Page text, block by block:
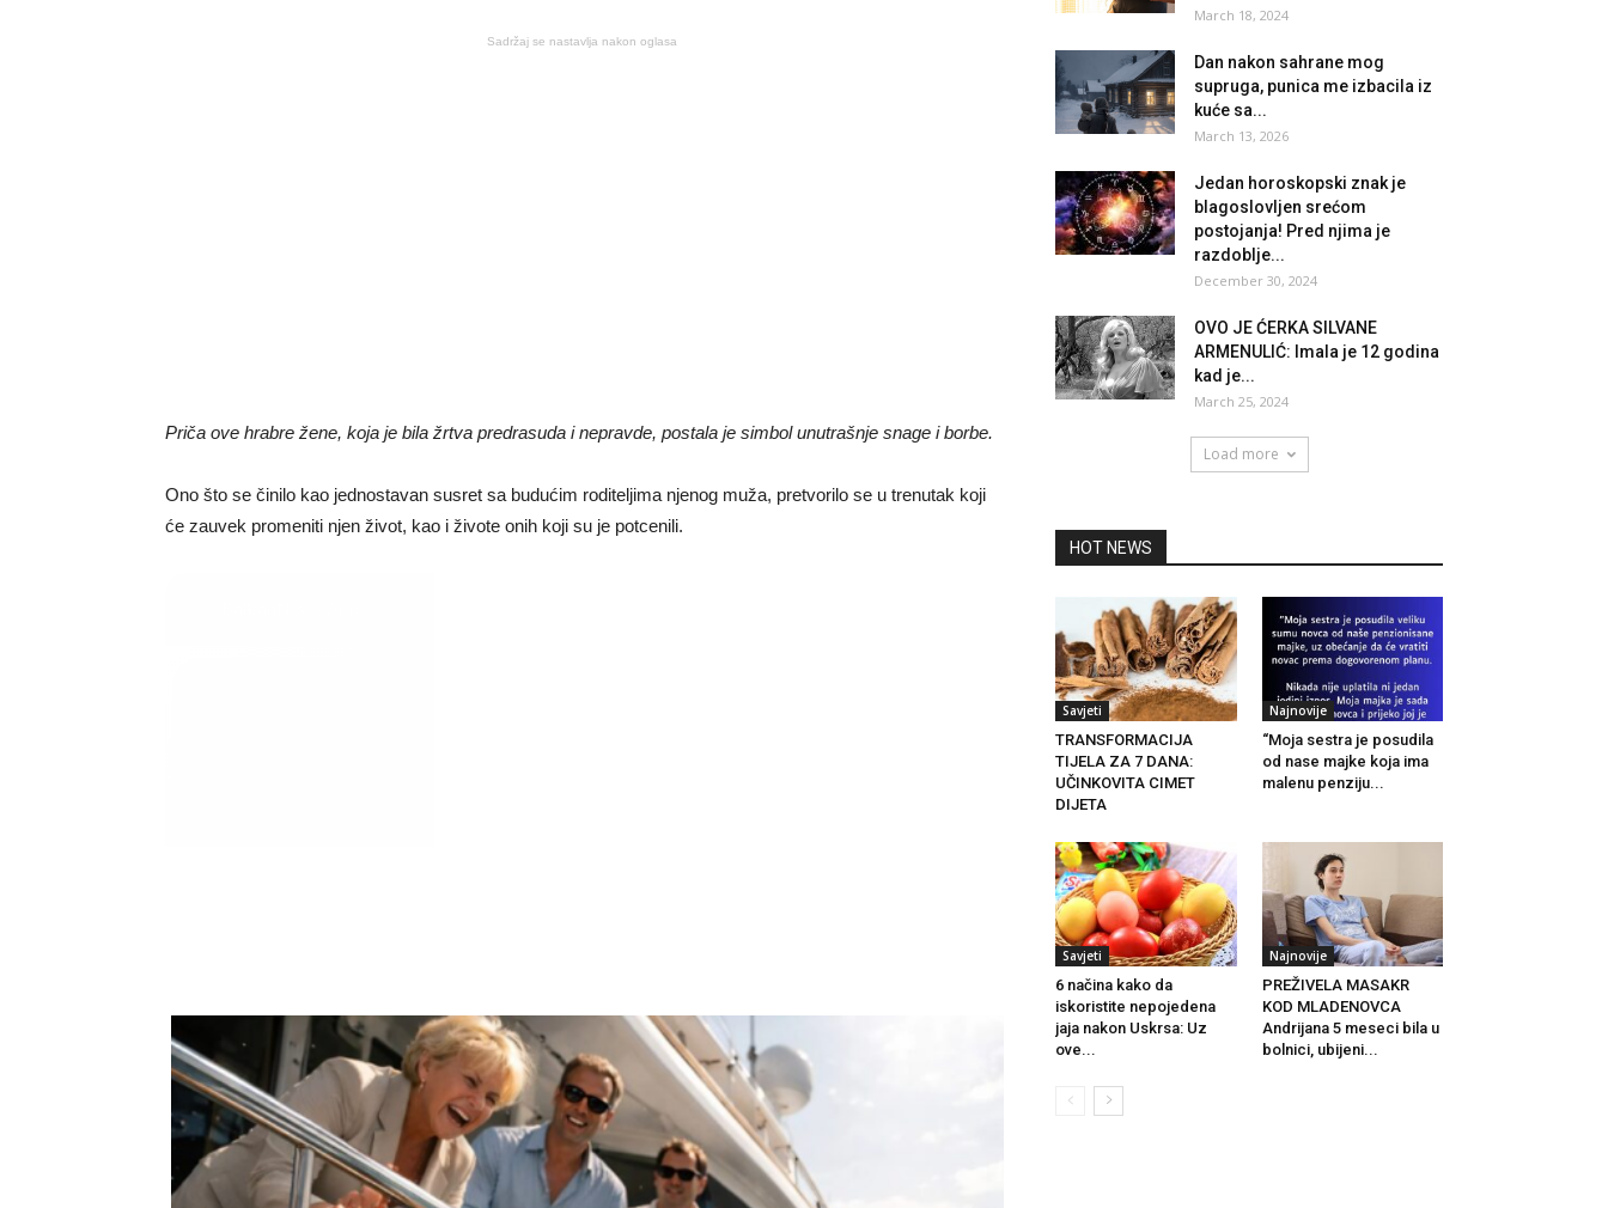
Sadržaj se nastavlja nakon oglasa
Priča ove hrabre žene, koja je bila žrtva predrasuda i nepravde, postala je simbol unutrašnje snage i borbe.
Ono što se činilo kao jednostavan susret sa budućim roditeljima njenog muža, pretvorilo se u trenutak koji
će zauvek promeniti njen život, kao i živote onih koji su je potcenili.
March 18, 2024
Dan nakon sahrane mog
supruga, punica me izbacila iz
kuće sa...
March 13, 2026
Jedan horoskopski znak je
blagoslovljen srećom
postojanja! Pred njima je
razdoblje...
December 30, 2024
OVO JE ĆERKA SILVANE
ARMENULIĆ: Imala je 12 godina
kad je...
March 25, 2024
Load more
HOT NEWS
Savjeti
TRANSFORMACIJA
TIJELA ZA 7 DANA:
UČINKOVITA CIMET
DIJETA
Najnovije
“Moja sestra je posudila
od nase majke koja ima
malenu penziju...
Savjeti
6 načina kako da
iskoristite nepojedena
jaja nakon Uskrsa: Uz
ove...
Najnovije
PREŽIVELA MASAKR
KOD MLADENOVCA
Andrijana 5 meseci bila u
bolnici, ubijeni...